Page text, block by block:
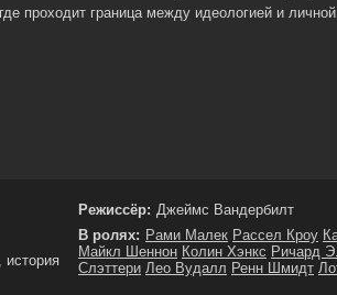
проходит граница между идеологией и
Режиссёр: Джеймс Вандербилт
В ролях: Рами Малек Рассел Кроу
Майкл Шеннон Колин Хэнкс Ричард
Слэттери Лео Вудалл Ренн Шмидт